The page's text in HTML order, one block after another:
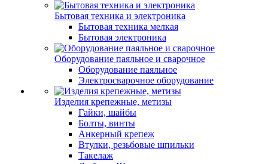
Бытовая техника и электроника
Бытовая техника мелкая
Бытовая электроника
Оборудование паяльное и сварочное
Оборудование паяльное
Электросварочное оборудование
Изделия крепежные, метизы
Гайки, шайбы
Болты, винты
Анкерный крепеж
Втулки, резьбовые шпильки
Такелаж